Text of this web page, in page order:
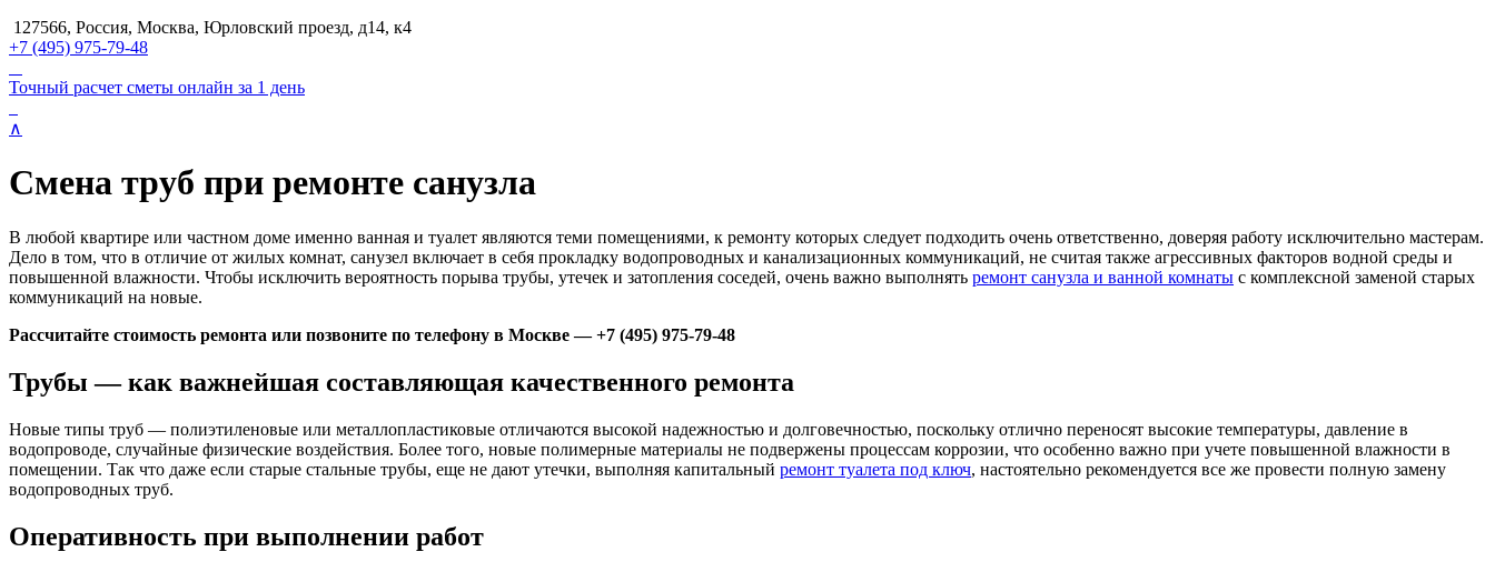
127566, Россия, Москва, Юрловский проезд, д14, к4
+7 (495) 975-79-48
Точный расчет сметы онлайн за 1 день
∧
Смена труб при ремонте санузла
В любой квартире или частном доме именно ванная и туалет являются теми помещениями, к ремонту которых следует подходить очень ответственно, доверяя работу исключительно мастерам.
Дело в том, что в отличие от жилых комнат, санузел включает в себя прокладку водопроводных и канализационных коммуникаций, не считая также агрессивных факторов водной среды и
повышенной влажности. Чтобы исключить вероятность порыва трубы, утечек и затопления соседей, очень важно выполнять ремонт санузла и ванной комнаты с комплексной заменой старых
коммуникаций на новые.
Рассчитайте стоимость ремонта или позвоните по телефону в Москве — +7 (495) 975-79-48
Трубы — как важнейшая составляющая качественного ремонта
Новые типы труб — полиэтиленовые или металлопластиковые отличаются высокой надежностью и долговечностью, поскольку отлично переносят высокие температуры, давление в
водопроводе, случайные физические воздействия. Более того, новые полимерные материалы не подвержены процессам коррозии, что особенно важно при учете повышенной влажности в
помещении. Так что даже если старые стальные трубы, еще не дают утечки, выполняя капитальный ремонт туалета под ключ, настоятельно рекомендуется все же провести полную замену
водопроводных труб.
Оперативность при выполнении работ